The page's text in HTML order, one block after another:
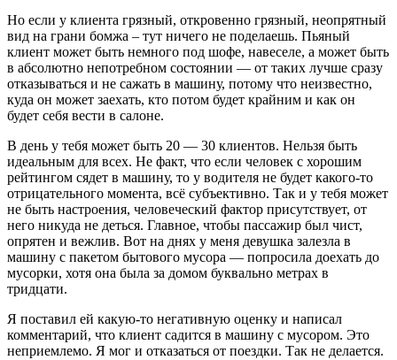
Но если у клиента грязный, откровенно грязный, неопрятный
вид на грани бомжа – тут ничего не поделаешь. Пьяный
клиент может быть немного под шофе, навеселе, а может быть
в абсолютно непотребном состоянии — от таких лучше сразу
отказываться и не сажать в машину, потому что неизвестно,
куда он может заехать, кто потом будет крайним и как он
будет себя вести в салоне.
В день у тебя может быть 20 — 30 клиентов. Нельзя быть
идеальным для всех. Не факт, что если человек с хорошим
рейтингом сядет в машину, то у водителя не будет какого-то
отрицательного момента, всё субъективно. Так и у тебя может
не быть настроения, человеческий фактор присутствует, от
него никуда не деться. Главное, чтобы пассажир был чист,
опрятен и вежлив. Вот на днях у меня девушка залезла в
машину с пакетом бытового мусора — попросила доехать до
мусорки, хотя она была за домом буквально метрах в
тридцати.
Я поставил ей какую-то негативную оценку и написал
комментарий, что клиент садится в машину с мусором. Это
неприемлемо. Я мог и отказаться от поездки. Так не делается.​